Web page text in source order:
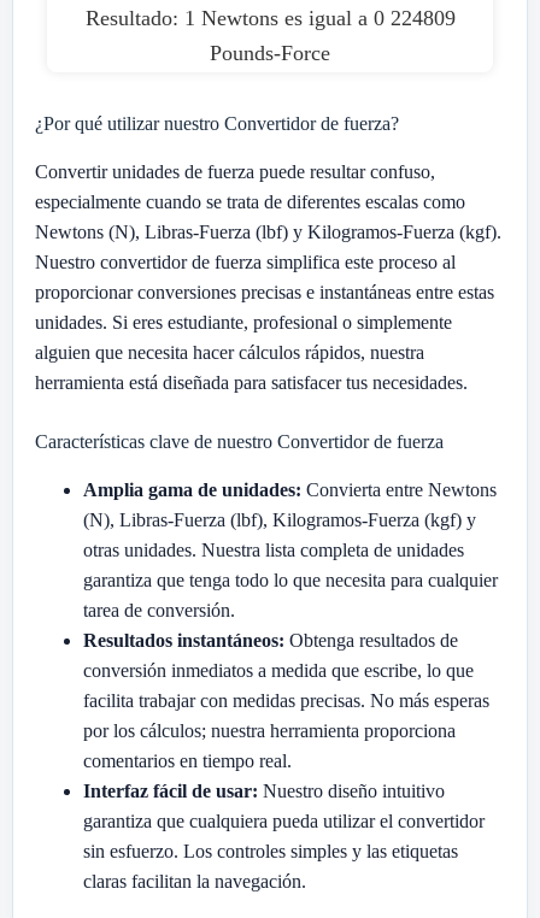
Resultado: 1 Newtons es igual a 0 224809
Pounds-Force
¿Por qué utilizar nuestro Convertidor de fuerza?
Convertir unidades de fuerza puede resultar confuso,
especialmente cuando se trata de diferentes escalas como
Newtons (N), Libras-Fuerza (lbf) y Kilogramos-Fuerza (kgf).
Nuestro convertidor de fuerza simplifica este proceso al
proporcionar conversiones precisas e instantáneas entre estas
unidades. Si eres estudiante, profesional o simplemente
alguien que necesita hacer cálculos rápidos, nuestra
herramienta está diseñada para satisfacer tus necesidades.
Características clave de nuestro Convertidor de fuerza
Amplia gama de unidades: Convierta entre Newtons
(N), Libras-Fuerza (lbf), Kilogramos-Fuerza (kgf) y
otras unidades. Nuestra lista completa de unidades
garantiza que tenga todo lo que necesita para cualquier
tarea de conversión.
Resultados instantáneos: Obtenga resultados de
conversión inmediatos a medida que escribe, lo que
facilita trabajar con medidas precisas. No más esperas
por los cálculos; nuestra herramienta proporciona
comentarios en tiempo real.
Interfaz fácil de usar: Nuestro diseño intuitivo
garantiza que cualquiera pueda utilizar el convertidor
sin esfuerzo. Los controles simples y las etiquetas
claras facilitan la navegación.